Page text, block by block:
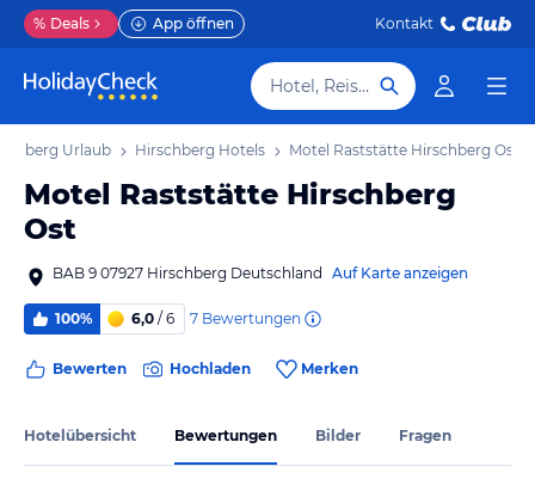
% Deals App öffnen Kontakt
Hotel, Reiseziel
Urlaub Hirschberg Hotels Motel Raststätte Hirschberg Ost
Motel Raststätte Hirschberg
Ost
BAB 9 07927 Hirschberg Deutschland Auf Karte anzeigen
100% 6,0 / 6 7 Bewertungen
Bewerten Hochladen Merken
Hotelübersicht Bewertungen Bilder Fragen